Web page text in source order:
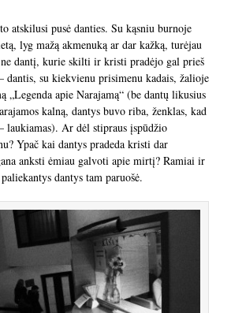
atskilusi pusė danties. Su kąsniu burnoje
lyg mažą akmenuką ar dar kažką, turėjau
dantį, kurie skilti ir kristi pradėjo gal prieš
dantis, su kiekvienu prisimenu kadais, žalioje
„Legenda apie Narajamą“ (be dantų likusius
kalną, dantys buvo riba, ženklas, kad
laukiamas). Ar dėl stipraus įspūdžio
Ypač kai dantys pradeda kristi dar
anksti ėmiau galvoti apie mirtį? Ramiai ir
dantys tam paruošė.